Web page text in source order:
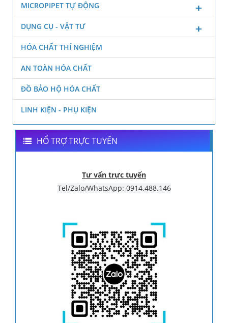
MICROPIPET TỰ ĐỘNG
DỤNG CỤ - VẬT TƯ
HÓA CHẤT THÍ NGHIỆM
AN TOÀN HÓA CHẤT
ĐỒ BẢO HỘ HÓA CHẤT
LINH KIỆN - PHỤ KIỆN
HỔ TRỢ TRỰC TUYẾN
Tư vấn trực tuyến
Tel/Zalo/WhatsApp: 0914.488.146